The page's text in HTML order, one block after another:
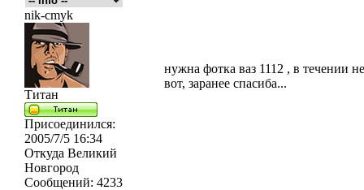
nik-cmyk
Титан
Присоединился:
2005/7/5 16:34
Откуда Великий
Новгород
Сообщений: 4233
нужна фотка ваз 1112 , в течении
вот, заранее спасиба...